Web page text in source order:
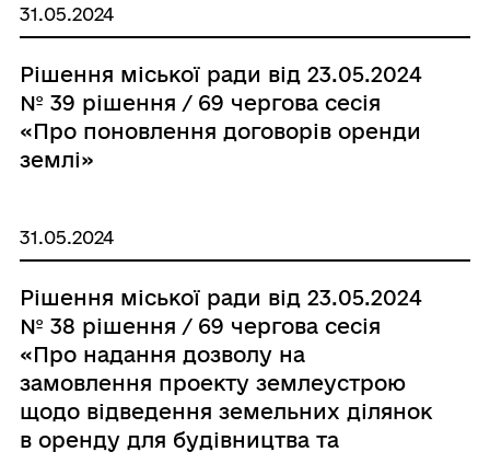
31.05.2024
Рішення міської ради від 23.05.2024
№ 39 рішення / 69 чергова сесія
«Про поновлення договорів оренди
землі»
31.05.2024
Рішення міської ради від 23.05.2024
№ 38 рішення / 69 чергова сесія
«Про надання дозволу на
замовлення проекту землеустрою
щодо відведення земельних ділянок
в оренду для будівництва та